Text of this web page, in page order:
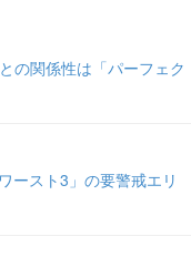
の関係性は「パーフェク
ースト3」の要警戒エリ